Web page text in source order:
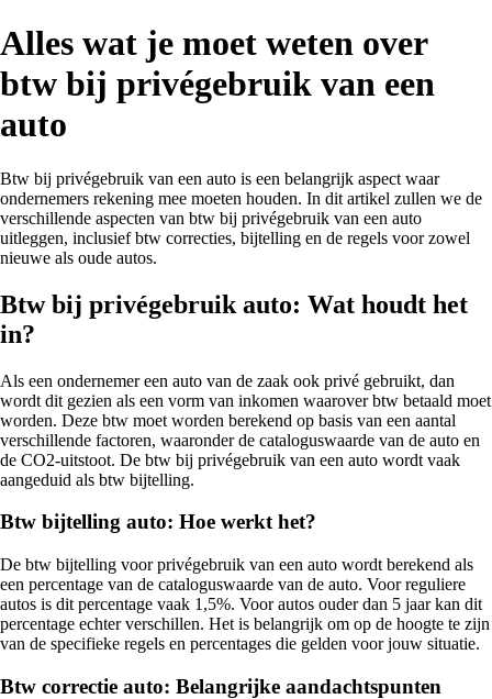
Alles wat je moet weten over
btw bij privégebruik van een
auto
Btw bij privégebruik van een auto is een belangrijk aspect waar
ondernemers rekening mee moeten houden. In dit artikel zullen we de
verschillende aspecten van btw bij privégebruik van een auto
uitleggen, inclusief btw correcties, bijtelling en de regels voor zowel
nieuwe als oude autos.
Btw bij privégebruik auto: Wat houdt het
in?
Als een ondernemer een auto van de zaak ook privé gebruikt, dan
wordt dit gezien als een vorm van inkomen waarover btw betaald moet
worden. Deze btw moet worden berekend op basis van een aantal
verschillende factoren, waaronder de cataloguswaarde van de auto en
de CO2-uitstoot. De btw bij privégebruik van een auto wordt vaak
aangeduid als btw bijtelling.
Btw bijtelling auto: Hoe werkt het?
De btw bijtelling voor privégebruik van een auto wordt berekend als
een percentage van de cataloguswaarde van de auto. Voor reguliere
autos is dit percentage vaak 1,5%. Voor autos ouder dan 5 jaar kan dit
percentage echter verschillen. Het is belangrijk om op de hoogte te zijn
van de specifieke regels en percentages die gelden voor jouw situatie.
Btw correctie auto: Belangrijke aandachtspunten